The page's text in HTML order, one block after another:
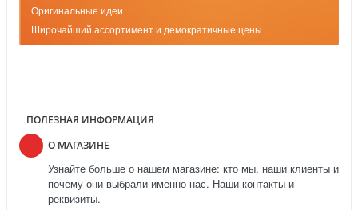
Оригинальные идеи
Широчайший ассортимент и демократичные цены
ПОЛЕЗНАЯ ИНФОРМАЦИЯ
О МАГАЗИНЕ
Узнайте больше о нашем магазине: кто мы, наши клиенты и
почему они выбрали именно нас. Наши контакты и
реквизиты.